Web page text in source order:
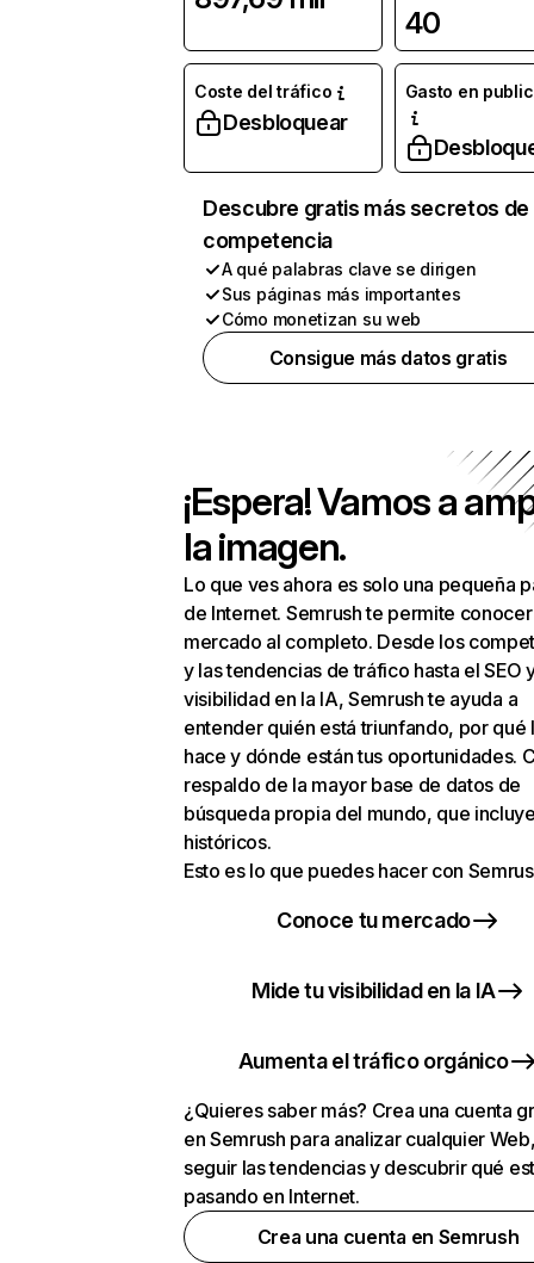
40
Coste del tráfico
Desbloquear
Gasto en
Descubre gratis más secretos de
competencia
A qué palabras clave se dirigen
Sus páginas más importantes
Cómo monetizan su web
Consigue más datos gratis
¡Espera! Vamos a
la imagen.
Lo que ves ahora es solo una pequeña
de Internet. Semrush te permite
mercado al completo. Desde los
y las tendencias de tráfico hasta el SEO
visibilidad en la IA, Semrush te ayuda a
entender quién está triunfando, por qué
hace y dónde están tus oportunidades.
respaldo de la mayor base de datos de
búsqueda propia del mundo, que
históricos.
Esto es lo que puedes hacer con
Conoce tu mercado
Mide tu visibilidad en la IA
Aumenta el tráfico orgánico
¿Quieres saber más? Crea una cuenta
en Semrush para analizar cualquier
seguir las tendencias y descubrir qué
pasando en Internet.
Crea una cuenta en Semrush